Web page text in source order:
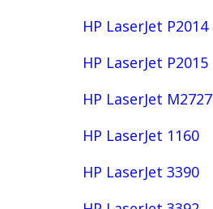
HP LaserJet P2014
HP LaserJet P2015
HP LaserJet M2727
HP LaserJet 1160
HP LaserJet 3390